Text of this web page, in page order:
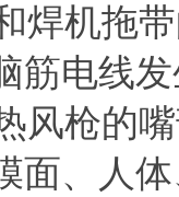
焊机拖
筋电线
风枪的
面、人